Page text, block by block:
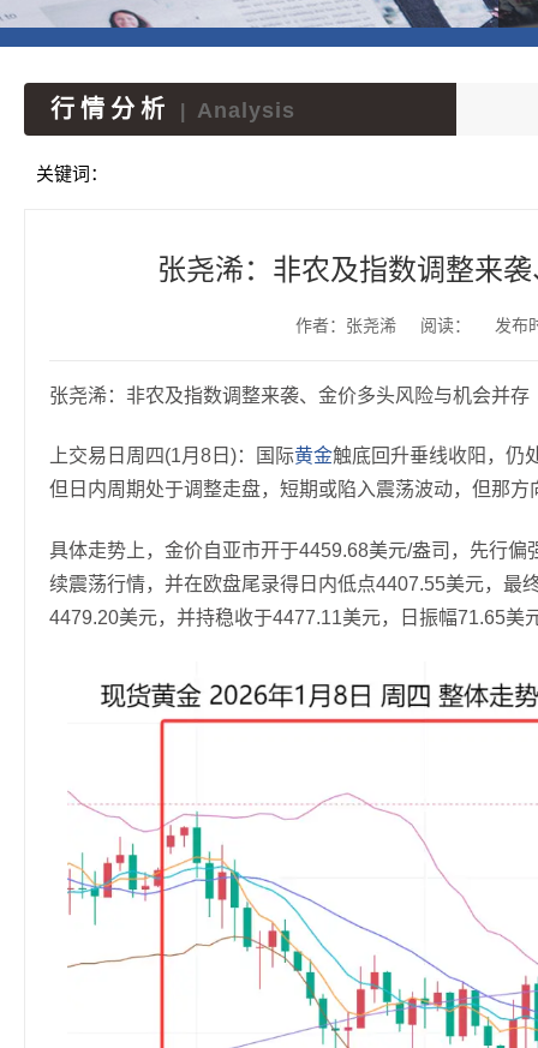
行情分析 Analysis
关键词：
张尧浠：非农及指数调整来
作者：张尧浠 阅读： 发布
张尧浠：非农及指数调整来袭、金价多头风险与机会并存
上交易日周四(1月8日)：国际黄金触底回升垂线收阳，仍
但日内周期处于调整走盘，短期或陷入震荡波动，但那
具体走势上，金价自亚市开于4459.68美元/盎司，先行
续震荡行情，并在欧盘尾录得日内低点4407.55美元，最
4479.20美元，并持稳收于4477.11美元，日振幅71.65美